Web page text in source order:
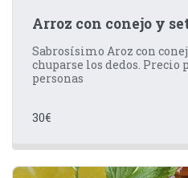
Arroz con conejo y
Sabrosísimo Aroz con
chuparse los dedos.
personas
30€